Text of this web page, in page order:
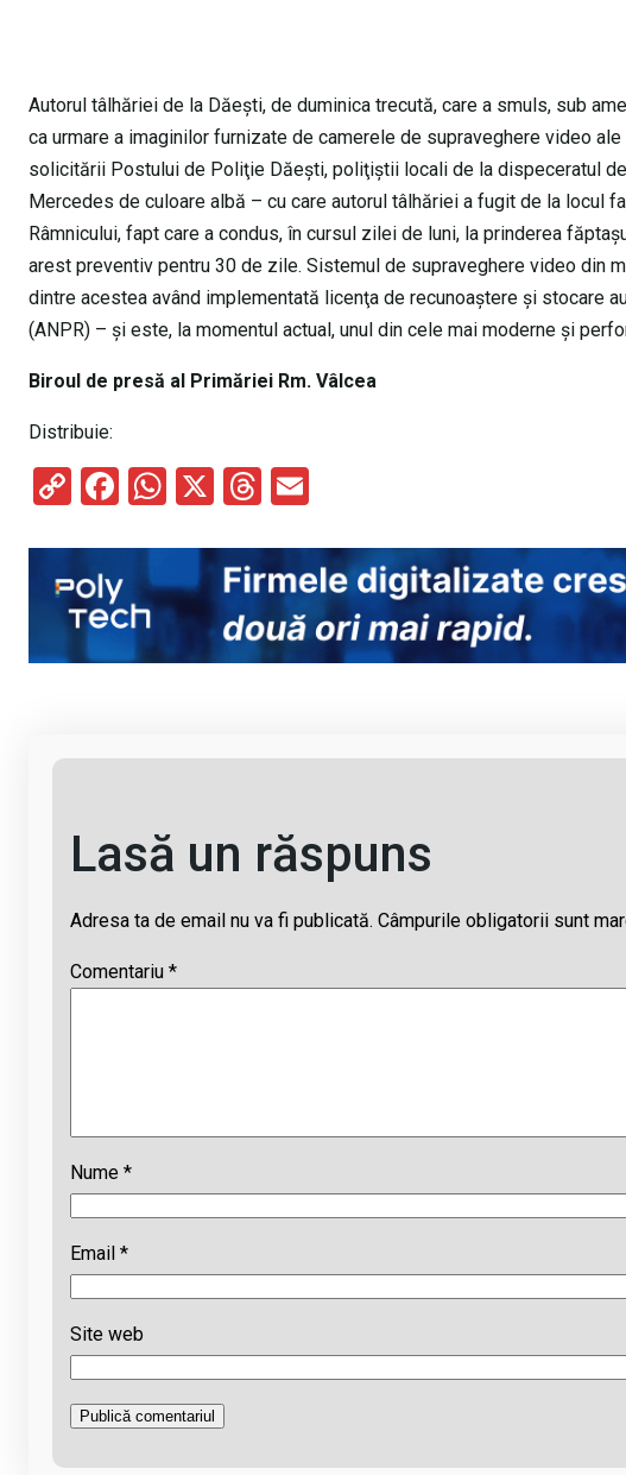
Autorul tâlhăriei de la Dăeşti, de duminica trecută, care a smuls, sub
ca urmare a imaginilor furnizate de camerele de supraveghere video
solicitării Postului de Poliţie Dăeşti, poliţiştii locali de la dispeceratul
Mercedes de culoare albă – cu care autorul tâlhăriei a fugit de la locul
Râmnicului, fapt care a condus, în cursul zilei de luni, la prinderea
arest preventiv pentru 30 de zile. Sistemul de supraveghere video din
dintre acestea având implementată licenţa de recunoaştere şi stocare
(ANPR) – şi este, la momentul actual, unul din cele mai moderne şi
Biroul de presă al Primăriei Rm. Vâlcea
Distribuie:
C
py
Li
n
k
F
ce
b
o
o
W
at
s
A
p
X
T
e
a
d
s
ail
Lasă un răspuns
Adresa ta de email nu va fi publicată. Câmpurile obligatorii sunt
Comentariu *
Nume *
Email *
Site web